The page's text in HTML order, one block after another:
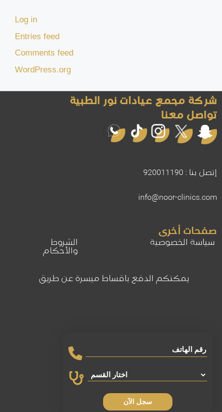
Log in
Entries feed
Comments feed
WordPress.org
شركة مجمع عيادات نور الطبية
تواصل معنا
إتصل بنا : 920011190
info@noor-clinics.com
صفحات أخرى
الشروط
والأحكام
سياسة الخصوصية
يمكنكم الدفع باقساط ميسرة عن طريق
سجل الآن